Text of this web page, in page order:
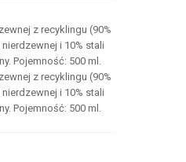
z recyklingu (90%
i 10% stali
Pojemność: 500 ml.
z recyklingu (90%
i 10% stali
Pojemność: 500 ml.